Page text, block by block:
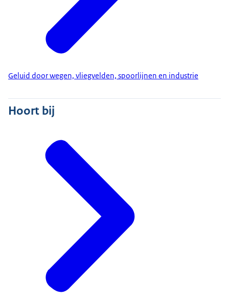
Geluid door wegen, vliegvelden, spoorlijnen en industrie
Hoort bij